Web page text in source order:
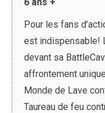
Pour les fans
est indispensable!
devant sa
affrontement
Monde de Lave
Taureau de feu